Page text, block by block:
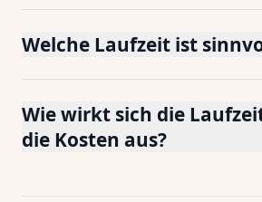
Welche Laufzeit ist
Wie wirkt sich die
die Kosten aus?